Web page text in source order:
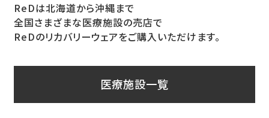
ReDは北海道から沖縄まで
全国さまざまな医療施設の売店で
ReDのリカバリーウェアをご購入いただけます。
医療施設一覧